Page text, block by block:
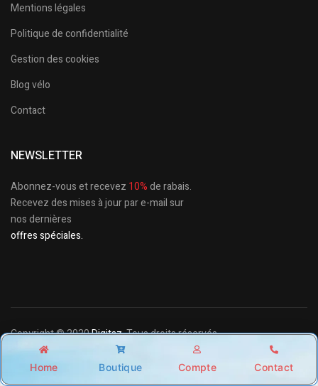
Shop Account Search Wishlist
Mentions légales
Politique de confidentialité
Gestion des cookies
Blog vélo
Contact
NEWSLETTER
Abonnez-vous et recevez 10%de rabais.
Recevez des mises à jour par e-mail sur
nos dernières
offres spéciales.
Copyright © 2020Digitaz. Tous droits réservés.
CGU / CGV / Politique de confidentialité
Home Boutique Compte Contact